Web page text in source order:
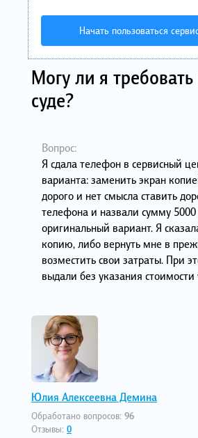
Начать пользоваться
Могу ли я
суде?
Вопрос:
Я сдала телефон в сервисный
варианта: заменить экран
дорого и нет смысла ставить
телефона и назвали сумму
оригинальный вариант. Я
копию, либо вернуть мне в
возместить свои затраты. При
выдали без указания
Юлия Алексеевна Демина
Обработано вопросов: 96
Отзывы: 0